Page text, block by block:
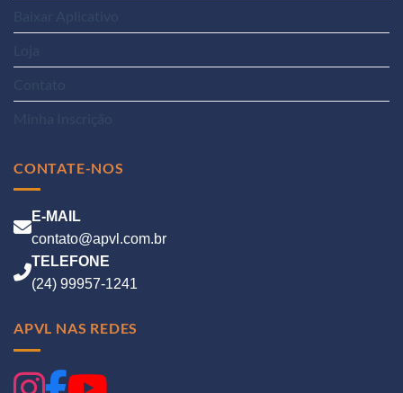
CONTATE-NOS
E-MAIL
contato@apvl.com.br
TELEFONE
(24) 99957-1241
APVL NAS REDES